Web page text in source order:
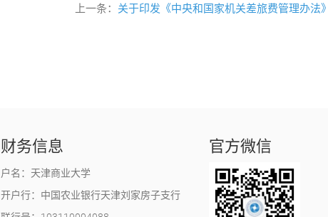
上一条： 关于印发《中央和国家机关差旅费管理办法
财务信息
户名：天津商业大学
开户行：中国农业银行天津刘家房子支行
官方微信